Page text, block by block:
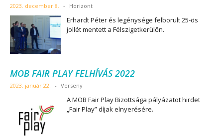
2023. december 8. - Horizont
Erhardt Péter és legénysége felborult 25-ös
jollét mentett a Félszigetkerülőn.
MOB FAIR PLAY FELHÍVÁS 2022
2023. január 22. - Verseny
A MOB Fair Play Bizottsága pályázatot hirdet
„Fair Play” díjak elnyerésére.